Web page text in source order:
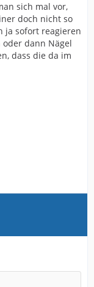
sich mal vor,
doch nicht so
ja sofort reagieren
dann Nägel
dass die da im